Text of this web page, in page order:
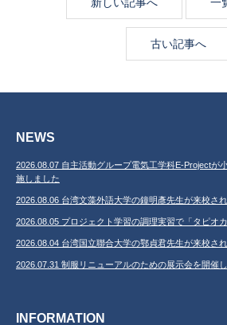
新しい記事へ 一
古い記事へ
NEWS
2026.08.07 自主活動グループ電気工学科E-Projectが
施しました
2026.08.06 台湾文藻外語大学の鐘明彥先生が来校さ
2026.08.05 プロジェクト学習の調理実習で「タピオ
2026.08.04 台湾国立聯合大学の鄂貞君先生が来校さ
2026.07.31 制服リニューアルのための展示会を開催
INFORMATION